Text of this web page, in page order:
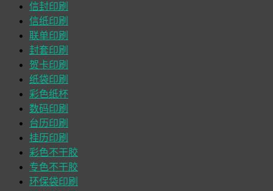
信封印刷
信纸印刷
联单印刷
封套印刷
贺卡印刷
纸袋印刷
彩色纸杯
数码印刷
台历印刷
挂历印刷
彩色不干胶
专色不干胶
环保袋印刷